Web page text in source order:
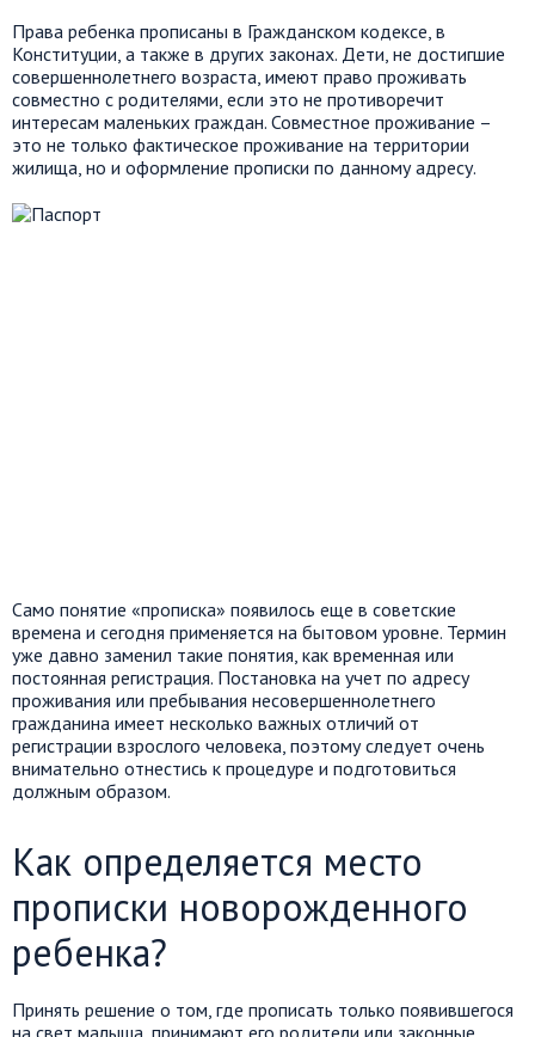
Права ребенка прописаны в Гражданском кодексе, в
Конституции, а также в других законах. Дети, не достигшие
совершеннолетнего возраста, имеют право проживать
совместно с родителями, если это не противоречит
интересам маленьких граждан. Совместное проживание –
это не только фактическое проживание на территории
жилища, но и оформление прописки по данному адресу.
Само понятие «прописка» появилось еще в советские
времена и сегодня применяется на бытовом уровне. Термин
уже давно заменил такие понятия, как временная или
постоянная регистрация. Постановка на учет по адресу
проживания или пребывания несовершеннолетнего
гражданина имеет несколько важных отличий от
регистрации взрослого человека, поэтому следует очень
внимательно отнестись к процедуре и подготовиться
должным образом.
Как определяется место
прописки новорожденного
ребенка?
Принять решение о том, где прописать только появившегося
на свет малыша, принимают его родители или законные